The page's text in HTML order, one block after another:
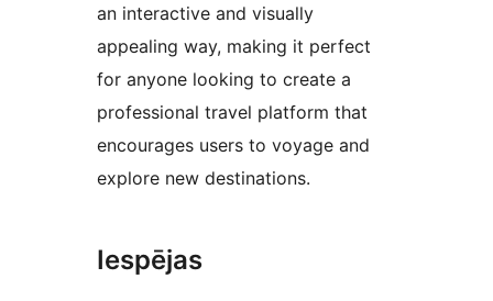
an interactive and visually
appealing way, making it perfect
for anyone looking to create a
professional travel platform that
encourages users to voyage and
explore new destinations.
Iespējas